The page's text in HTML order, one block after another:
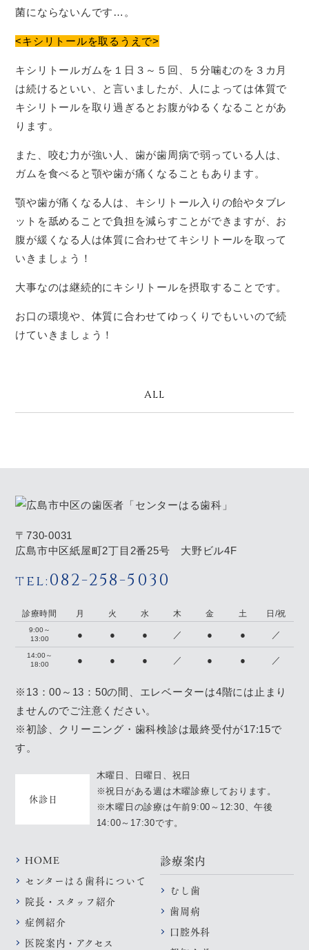
菌にならないんです…。
<キシリトールを取るうえで>
キシリトールガムを１日３～５回、５分噛むのを３カ月
は続けるといい、と言いましたが、人によっては体質で
キシリトールを取り過ぎるとお腹がゆるくなることがあ
ります。
また、咬む力が強い人、歯が歯周病で弱っている人は、
ガムを食べると顎や歯が痛くなることもあります。
顎や歯が痛くなる人は、キシリトール入りの飴やタブレ
ットを舐めることで負担を減らすことができますが、お
腹が緩くなる人は体質に合わせてキシリトールを取って
いきましょう！
大事なのは継続的にキシリトールを摂取することです。
お口の環境や、体質に合わせてゆっくりでもいいので続
けていきましょう！
ALL
〒730-0031
広島市中区紙屋町2丁目2番25号 大野ビル4F
tel:082-258-5030
診療時間 月 火 水 木 金 土 日/祝
9:00～
13:00
● ● ● ／ ● ● ／
14:00～
18:00
● ● ● ／ ● ● ／
※13：00～13：50の間、エレベーターは4階には止まり
ませんのでご注意ください。
※初診、クリーニング・歯科検診は最終受付が17:15で
す。
休診日
木曜日、日曜日、祝日
※祝日がある週は木曜診療しております。
※木曜日の診療は午前9:00～12:30、午後
14:00～17:30です。
HOME
センターはる歯科について
院長・スタッフ紹介
症例紹介
医院案内・アクセス
診療案内
むし歯
歯周病
口腔外科